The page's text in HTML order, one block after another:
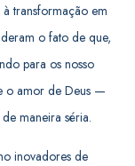
àtransformação em
o fato de que,
para os nosso
o amor de Deus —
maneira séria.
inovadores de